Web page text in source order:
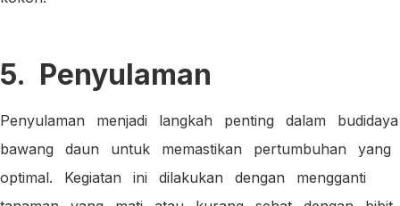
5. Penyulaman
Penyulaman menjadi langkah penting dalam budidaya
bawang daun untuk memastikan pertumbuhan yang
optimal. Kegiatan ini dilakukan dengan mengganti